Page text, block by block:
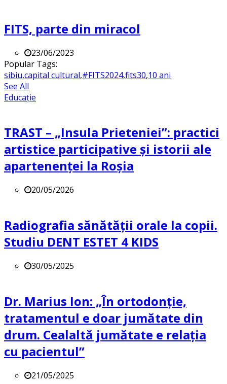
FITS, parte din miracol
23/06/2023
Popular Tags:
sibiu,capital cultural,#FITS2024,fits30,10 ani
See All
Educație
TRAST – „Insula Prieteniei”: practici
artistice participative și istorii ale
apartenenței la Roșia
20/05/2026
Radiografia sănătății orale la copii.
Studiu DENT ESTET 4 KIDS
30/05/2025
Dr. Marius Ion: „În ortodonție,
tratamentul e doar jumătate din
drum. Cealaltă jumătate e relația
cu pacientul”
21/05/2025